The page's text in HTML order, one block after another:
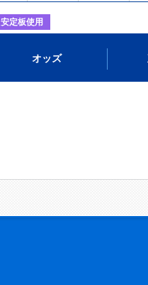
安定板使用
オッズ